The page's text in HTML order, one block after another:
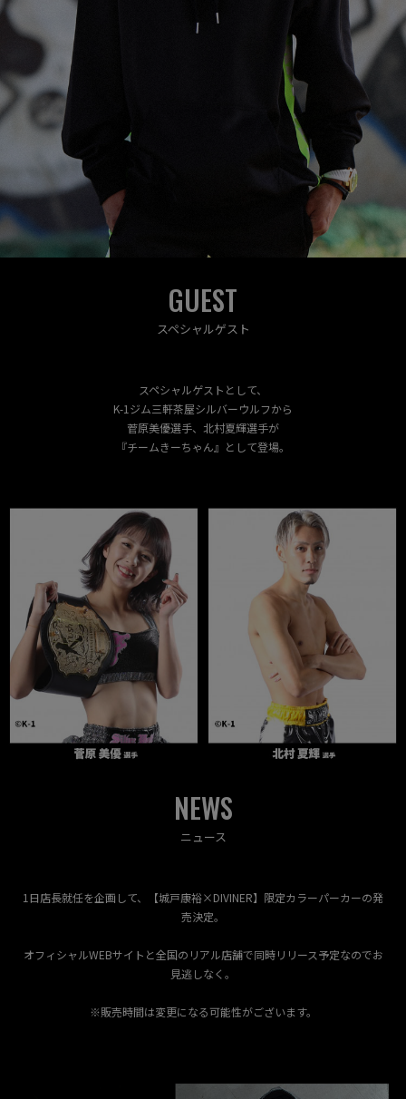
GUEST
スペシャルゲスト
スペシャルゲストとして、
K-1ジム三軒茶屋シルバーウルフから
菅原美優選手、北村夏輝選手が
『チームきーちゃん』として登場。
NEWS
ニュース
1日店長就任を企画して、【城戸康裕×DIVINER】限定カラーパーカーの発
売決定。
オフィシャルWEBサイトと全国のリアル店舗で同時リリース予定なのでお
見逃しなく。
※販売時間は変更になる可能性がございます。